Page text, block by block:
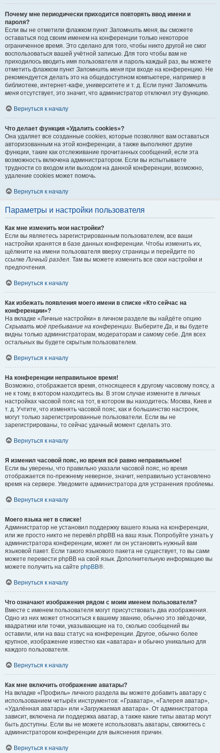
Почему мне периодически приходится повторять ввод имени и
пароля?
Если вы не отметили флажком пункт Запомнить меня, вы сможете
оставаться под своим именем на конференции только некоторое
ограниченное время. Это сделано для того, чтобы никто другой не смог
воспользоваться вашей учётной записью. Для того чтобы вам не
приходилось вводить имя пользователя и пароль каждый раз, вы можете
отметить флажком пункт Запомнить меня при входе на конференцию. Не
рекомендуется делать это на общедоступном компьютере, например в
библиотеке, интернет-кафе, университете и т. д. Если пункт Запомнить
меня отсутствует, это значит, что администратор отключил эту функцию.
Вернуться к началу
Что делает функция «Удалить cookies»?
Она удаляет все созданные cookies, которые позволяют вам оставаться
авторизованным на этой конференции, а также выполняют другие
функции, такие как отслеживание прочитанных сообщений, если эта
возможность включена администратором. Если вы испытываете
трудности со входом или выходом на данной конференции, возможно,
удаление cookies может помочь.
Вернуться к началу
Параметры и настройки пользователя
Как мне изменить мои настройки?
Если вы являетесь зарегистрированным пользователем, все ваши
настройки хранятся в базе данных конференции. Чтобы изменить их,
щёлкните на имени пользователя вверху страницы и перейдите по
ссылкеЛичный раздел. Там вы можете изменить все свои настройки и
предпочтения.
Вернуться к началу
Как избежать появления моего имени в списке «Кто сейчас на
конференции»?
На вкладке «Личные настройки» в личном разделе вы найдёте опцию
Скрывать моё пребывание на конференции. ВыберитеДа, и вы будете
видны только администраторам, модераторам и самому себе. Для всех
остальных вы будете скрытым пользователем.
Вернуться к началу
На конференции неправильное время!
Возможно, отображается время, относящееся к другому часовому поясу, а
не к тому, в котором находитесь вы. В этом случае измените в личных
настройках часовой пояс на тот, в котором вы находитесь: Москва, Киев и
т. д. Учтите, что изменять часовой пояс, как и большинство настроек,
могут только зарегистрированные пользователи. Если вы не
зарегистрированы, то сейчас удачный момент сделать это.
Вернуться к началу
Я изменил часовой пояс, но время всё равно неправильное!
Если вы уверены, что правильно указали часовой пояс, но время
отображается по-прежнему неверное, значит, неправильно установлено
время на сервере. Уведомите администратора для устранения проблемы.
Вернуться к началу
Моего языка нет в списке!
Администратор не установил поддержку вашего языка на конференции,
или же просто никто не перевёл phpBB на ваш язык. Попробуйте узнать у
администратора конференции, может ли он установить нужный вам
языковой пакет. Если такого языкового пакета не существует, то вы сами
можете перевести phpBB на свой язык. Дополнительную информацию вы
можете получить на сайте phpBB®.
Вернуться к началу
Что означают изображения рядом с моим именем пользователя?
Вместе с именем пользователя могут присутствовать два изображения.
Одно из них может относиться к вашему званию, обычно это звёздочки,
квадратики или точки, указывающие на то, сколько сообщений вы
оставили, или на ваш статус на конференции. Другое, обычно более
крупное, изображение известно как «аватара» и обычно уникально для
каждого пользователя.
Вернуться к началу
Как мне включить отображение аватары?
На вкладке «Профиль» личного раздела вы можете добавить аватару с
использованием четырёх инструментов: «Граватар», «Галерея аватар»,
«Удалённая аватара» или «Загружаемая аватара». От администратора
зависит, включена ли поддержка аватар, а также какие типы аватар могут
быть доступны. Если вы не можете использовать аватары, свяжитесь с
администратором конференции для выяснения причин.
Вернуться к началу